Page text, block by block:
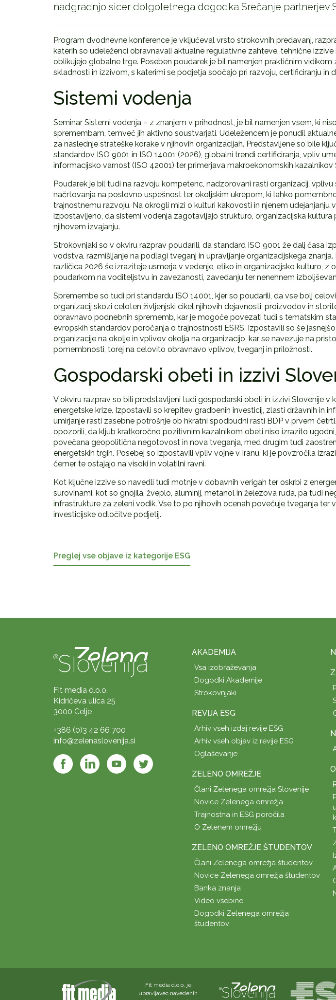
nadgradnjo sicer dolgoletnega dogodka Srečanje partnerjev
Program dvodnevne konference je vključeval vrsto strokovnih predavanj,
katerih so udeleženci obravnavali aktualne regulativne zahteve, tehnične izzive
oblikujejo globalne trge. Poseben poudarek je bil namenjen praktičnim vidikom
skladnosti in izzivom, s katerimi se podjetja soočajo pri razvoju, certificiranju in
Sistemi vodenja
Seminar Sistemi vodenja – z znanjem v prihodnost, je bil namenjen vsem, ki
spremembam, temveč jih aktivno soustvarjati. Udeležencem je ponudil
za naslednje strateške korake v njihovih organizacijah. Predstavljene so bile
standardov ISO 9001 in ISO 14001 (2026), globalni trendi certificiranja, vpliv
informacijsko varnost (ISO 42001) ter primerjava makroekonomskih kazalnikov
Poudarek je bil tudi na razvoju kompetenc, nadzorovani rasti organizacij, vplivu
načrtovanja na poslovno uspešnost ter okoljskim ukrepom, ki lahko
trajnostnemu razvoju. Na okrogli mizi o kulturi kakovosti in njenem udejanjanju
izpostavljeno, da sistemi vodenja zagotavljajo strukturo, organizacijska kultura
njihovem izvajanju.
Strokovnjaki so v okviru razprav poudarili, da standard ISO 9001 že dalj časa
vodstva, razmišljanje na podlagi tveganj in upravljanje organizacijskega
različica 2026 še izraziteje usmerja v vedenje, etiko in organizacijsko kulturo, z
poudarkom na voditeljstvu in zavezanosti, zavedanju ter nenehnem
Spremembe so tudi pri standardu ISO 14001, kjer so poudarili, da vse bolj
organizacij skozi celoten življenjski cikel njihovih dejavnosti, proizvodov in
obravnavo podnebnih sprememb, kar je mogoče povezati tudi s tematskim
evropskih standardov poročanja o trajnostnosti ESRS. Izpostavili so še
organizacije na okolje in vplivov okolja na organizacijo, kar se navezuje na
pomembnosti, torej na celovito obravnavo vplivov, tveganj in priložnosti.
Gospodarski obeti in izzivi
V okviru razprav so bili predstavljeni tudi gospodarski obeti in izzivi Slovenije v
energetske krize. Izpostavili so krepitev gradbenih investicij, zlasti državnih in
umirjanje rasti zasebne potrošnje ob hkratni spodbudni rasti BDP v prvem
opozorili, da kljub kratkoročno pozitivnim kazalnikom obeti niso izrazito
povečana geopolitična negotovost in nova tveganja, med drugim tudi
energetskih trgih. Posebej so izpostavili vpliv vojne v Iranu, ki je povzročila
čemer te ostajajo na visoki in volatilni ravni.
Kot ključne izzive so navedli tudi motnje v dobavnih verigah ter oskrbi z
surovinami, kot so gnojila, žveplo, aluminij, metanol in železova ruda, pa tudi
infrastrukture za zeleni vodik. Vse to po njihovih ocenah povečuje tveganja ter
investicijske odločitve podjetij.
Preglej vse objave iz kategorije ESG
Fit media d.o.o.
Kidričeva ulica 25
3000 Celje
+386 (0)3 42 66 700
info@zelenaslovenija.si
AKADEMIJA
Vsa izobraževanja
Dogodki Akademije
Strokovnjaki
REVIJA ESG
Arhiv vseh izdaj revije ESG
Arhiv vseh objav iz revije ESG
Oglaševanje
ZELENO OMREŽJE
Člani Zelenega omrežja Slovenije
Novice Zelenega omrežja
Trajnostna in ESG poročila
O Zelenem omrežju
ZELENO OMREŽJE ŠTUDENTOV
Člani Zelenega omrežja študentov
Novice Zelenega omrežja študentov
Banka znanja
Video vsebine
Dogodki Zelenega omrežja
študentov
Fit media d.o.o. je
upravljavec navedenih